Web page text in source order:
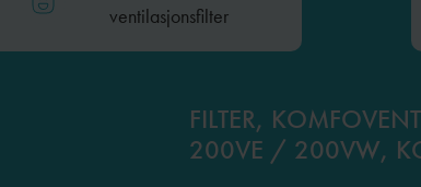
ventilasjonsfilter
FILTER,
200VE / 200VW,